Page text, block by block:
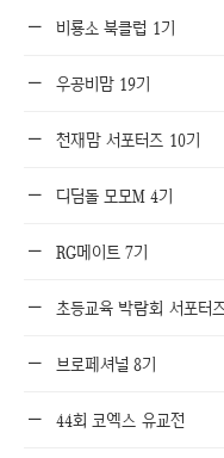
비룡소 북클럽 1기
우공비맘 19기
천재맘 서포터즈 10기
디딤돌 모모M 4기
RG메이트 7기
초등교육 박람회 서포터즈
브로페셔널 8기
44회 코엑스 유교전